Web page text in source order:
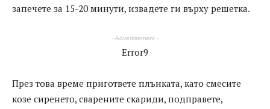
запечете за 15-20 минути, извадете ги върху решетка.
- Advertisement -
Error9
През това време пригответе плънката, като смесите
козе сиренето, сварените скариди, подправете,